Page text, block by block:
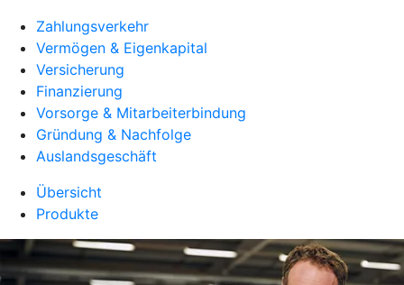
Zahlungsverkehr
Vermögen & Eigenkapital
Versicherung
Finanzierung
Vorsorge & Mitarbeiterbindung
Gründung & Nachfolge
Auslandsgeschäft
Übersicht
Produkte